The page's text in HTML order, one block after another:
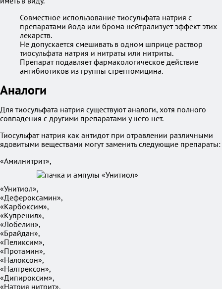
Совместное использование тиосульфата натрия с
препаратами йода или брома нейтрализует эффект этих
лекарств.
Не допускается смешивать в одном шприце раствор
тиосульфата натрия и нитраты или нитриты.
Препарат подавляет фармакологическое действие
антибиотиков из группы стрептомицина.
Аналоги
Для тиосульфата натрия существуют аналоги, хотя полного
совпадения с другими препаратами у него нет.
Тиосульфат натрия как антидот при отравлении различными
ядовитыми веществами могут заменить следующие препараты:
«Амилнитрит»,
«Унитиол»,
«Дефероксамин»,
«Карбоксим»,
«Купренил»,
«Лобелин»,
«Брайдан»,
«Пеликсим»,
«Протамин»,
«Налоксон»,
«Налтрексон»,
«Дипироксим»,
«Натрия нитрит»,